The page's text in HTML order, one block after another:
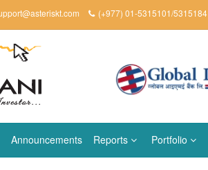
(+977) 01-5315101/5315184
Announcements Reports Portfolio